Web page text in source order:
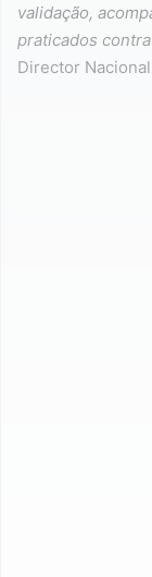
validação,
praticados
Director